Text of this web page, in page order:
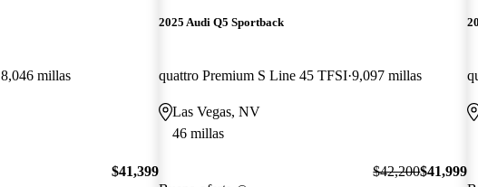
8,046 millas
$41,399
2025 Audi Q5 Sportback
quattro Premium S Line 45 TFSI 9,097 millas
Las Vegas, NV
46 millas
$42,200$41,999